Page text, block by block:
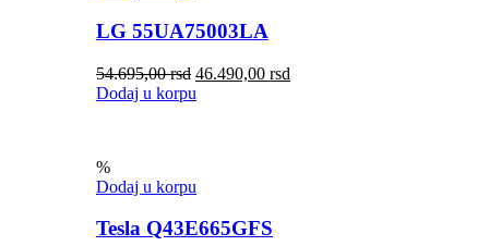
LG 55UA75003LA
54.695,00rsd 46.490,00 rsd
Dodaj u korpu
%
Dodaj u korpu
Tesla Q43E665GFS